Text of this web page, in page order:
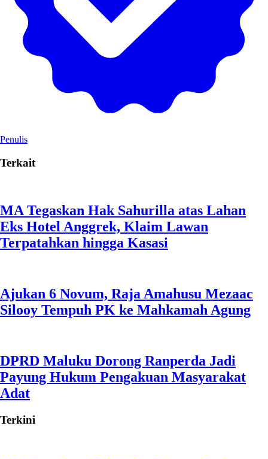
Penulis
Terkait
MA Tegaskan Hak Sahurilla atas Lahan
Eks Hotel Anggrek, Klaim Lawan
Terpatahkan hingga Kasasi
Ajukan 6 Novum, Raja Amahusu Mezaac
Silooy Tempuh PK ke Mahkamah Agung
DPRD Maluku Dorong Ranperda Jadi
Payung Hukum Pengakuan Masyarakat
Adat
Terkini